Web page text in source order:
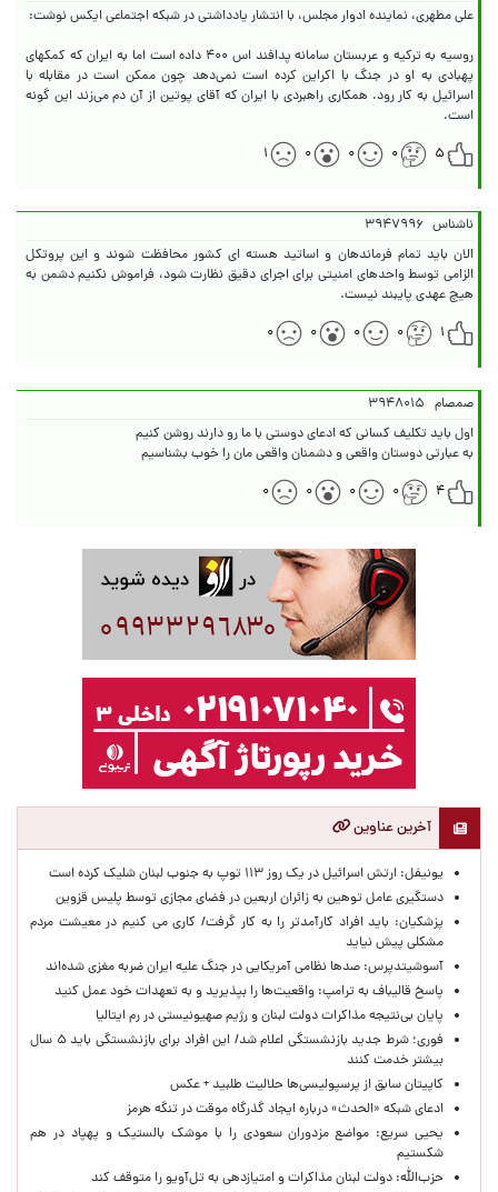
روسیه به ترکیه و عربستان سامانه پدافند اس ۴۰۰ داده است اما به ایران که کمکهای
پهبادی به او در جنگ با اکراین کرده است نمی‌دهد چون ممکن است در مقابله با
اسرائیل به کار رود. همکاری راهبردی با ایران که آقای پوتین از آن دم می‌زند این گونه
است.
۵
۰ ۰ ۰ ۱
ناشناس ۳۹۴۷۹۹۶
الان باید تمام فرماندهان و اساتید هسته ای کشور محافظت شوند و این پروتکل
الزامی توسط واحدهای امنیتی برای اجرای دقیق نظارت شود، فراموش نکنیم دشمن به
هیچ عهدی پایبند نیست.
۱
۰ ۰ ۰ ۰
صمصام ۳۹۴۸۰۱۵
به عبارتی دوستان واقعی و دشمنان واقعی مان را خوب بشناسیم
۴
۰ ۰ ۰ ۰
آخرین عناوین
یونیفل: ارتش اسرائیل در یک روز ۱۱۳ توپ به جنوب لبنان شلیک کرده است
دستگیری عامل توهین به زائران اربعین در فضای مجازی توسط پلیس قزوین
پزشکیان: باید افراد کارآمدتر را به کار گرفت/ کاری می کنیم در معیشت مردم
مشکلی پیش نیاید
آسوشیتدپرس: صدها نظامی آمریکایی در جنگ علیه ایران ضربه مغزی شده‌اند
پاسخ قالیباف به ترامپ: واقعیت‌ها را بپذیرید و به تعهدات خود عمل کنید
پایان بی‌نتیجه مذاکرات دولت لبنان و رژیم صهیونیستی در رم ایتالیا
فوری؛ شرط جدید بازنشستگی اعلام شد/ این افراد برای بازنشستگی باید ۵ سال
بیشتر خدمت کنند
کاپیتان سابق از پرسپولیسی‌ها حلالیت طلبید + عکس
ادعای شبکه «الحدث» درباره ایجاد گذرگاه موقت در تنگه هرمز
یحیی سریع: مواضع مزدوران سعودی را با موشک بالستیک و پهپاد در هم
شکستیم
حزب‌الله: دولت لبنان مذاکرات و امتیازدهی به تل‌آویو را متوقف کند